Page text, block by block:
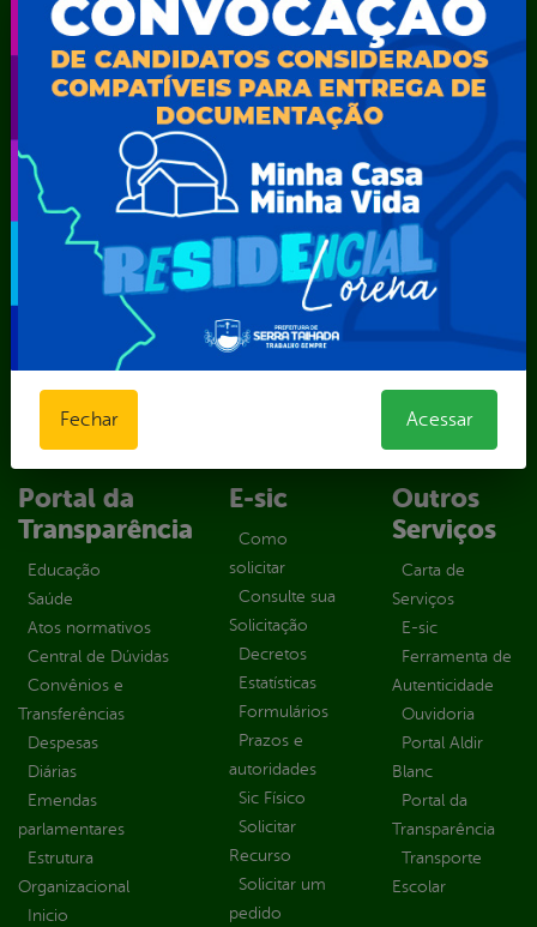
Secretaria Municipal da Mulher – SEMU
Secretaria Municipal de Administração – SAD
Secretaria Municipal de Agricultura e Recursos Hídricos –
SEMARH / Secretaria de Agricultura Familiar – SEMAF
Secretaria Municipal de Educação – SEST
Secretaria Municipal de Esporte e Lazer – SEMEL
Secretaria Municipal de Finanças – SECFIN
Secretaria Municipal de Governo – SEGOV
Secretaria Municipal de Meio Ambiente – SEMA
Secretaria Municipal de Planejamento e Gestão – SEPLAG
Secretaria Municipal de Relações Institucionais – SEMRI
Secretaria Municipal de Saúde – SMS
Secretaria Municipal de Serviços Públicos – SEMUSP
Superintendência de Trânsito e Transportes de Serra
Talhada-STTRANS
Transparência, Fiscalização e Controle
Portal da
Transparência
Educação
Saúde
Atos normativos
Central de Dúvidas
Convênios e
Transferências
Despesas
Diárias
Emendas
parlamentares
Estrutura
Organizacional
Inicio
E-sic
Como
solicitar
Consulte sua
Solicitação
Decretos
Estatísticas
Formulários
Prazos e
autoridades
Sic Físico
Solicitar
Recurso
Solicitar um
pedido
Outros
Serviços
Carta de
Serviços
E-sic
Ferramenta de
Autenticidade
Ouvidoria
Portal Aldir
Blanc
Portal da
Transparência
Transporte
Escolar
Fechar Acessar